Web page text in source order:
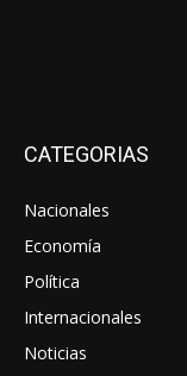
CATEGORIAS
Nacionales
Economía
Política
Internacionales
Noticias